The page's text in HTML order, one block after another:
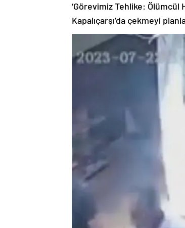
‘Görevimiz Tehlike: Ölümcül
Kapalıçarşı’da çekmeyi